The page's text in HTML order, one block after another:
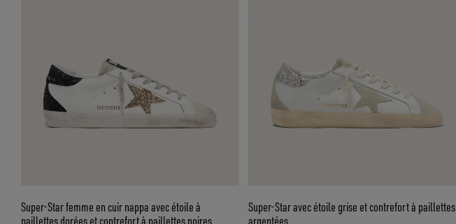
Super-Star femme en cuir nappa avec étoile à
paillettes dorées et contrefort à paillettes noires
Super-Star avec étoile grise et contrefort à paillettes
argentées